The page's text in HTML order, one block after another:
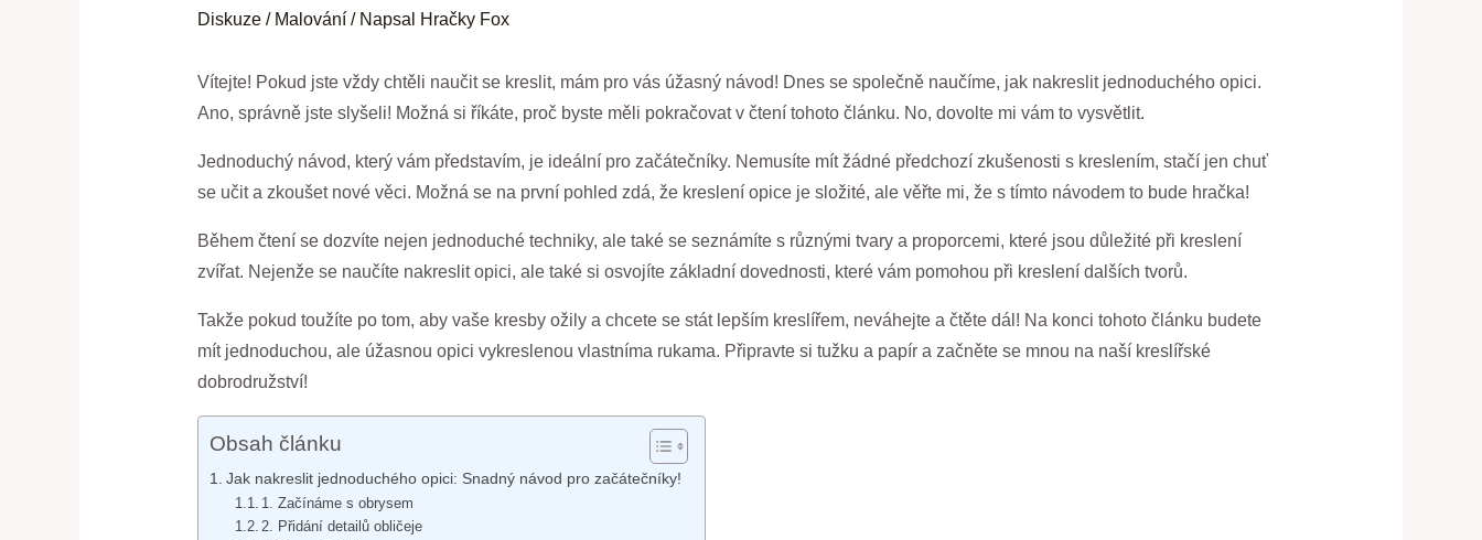
Diskuze / Malování/ Napsal Hračky Fox
Vítejte! Pokud jste vždy chtěli naučit se kreslit, mám pro vás úžasný návod! Dnes se společně naučíme, jak nakreslit jednoduchého opici.
Ano, správně jste slyšeli! Možná si říkáte, proč byste měli pokračovat v čtení tohoto článku. No, dovolte mi vám to vysvětlit.
Jednoduchý návod, který vám představím, je ideální pro začátečníky. Nemusíte mít žádné předchozí zkušenosti s kreslením, stačí jen chuť
se učit a zkoušet nové věci. Možná se na první pohled zdá, že kreslení opice je složité, ale věřte mi, že s tímto návodem to bude hračka!
Během čtení se dozvíte nejen jednoduché techniky, ale také se seznámíte s různými tvary a proporcemi, které jsou důležité při kreslení
zvířat. Nejenže se naučíte nakreslit opici, ale také si osvojíte základní dovednosti, které vám pomohou při kreslení dalších tvorů.
Takže pokud toužíte po tom, aby vaše kresby ožily a chcete se stát lepším kreslířem, neváhejte a čtěte dál! Na konci tohoto článku budete
mít jednoduchou, ale úžasnou opici vykreslenou vlastníma rukama. Připravte si tužku a papír a začněte se mnou na naší kreslířské
dobrodružství!
Obsah článku
Jak nakreslit jednoduchého opici: Snadný návod pro začátečníky!
1. Začínáme s obrysem
2. Přidání detailů obličeje